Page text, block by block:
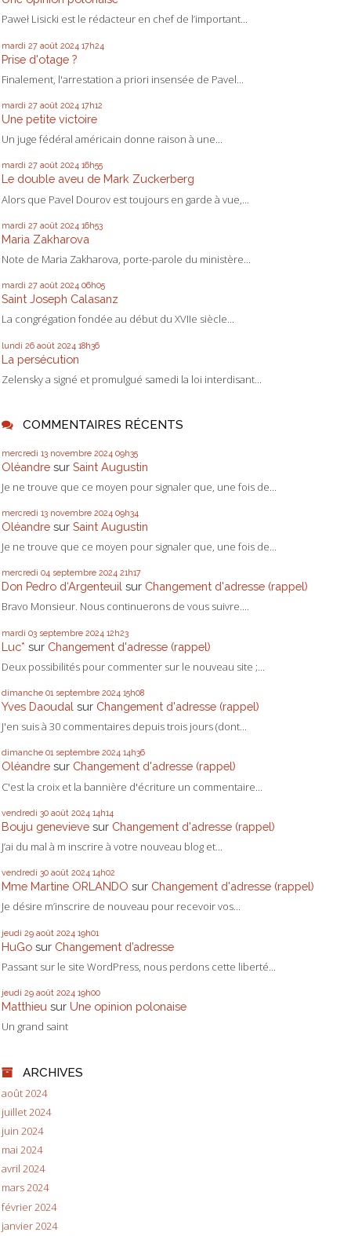
Paweł Lisicki est le rédacteur en chef de l’important...
mardi 27 août 2024 17h24
Prise d'otage ?
Finalement, l'arrestation a priori insensée de Pavel...
mardi 27 août 2024 17h12
Une petite victoire
Un juge fédéral américain donne raison à une...
mardi 27 août 2024 16h55
Le double aveu de Mark Zuckerberg
Alors que Pavel Dourov est toujours en garde à vue,...
mardi 27 août 2024 16h53
Maria Zakharova
Note de Maria Zakharova, porte-parole du ministère...
mardi 27 août 2024 06h05
Saint Joseph Calasanz
La congrégation fondée au début du XVIIe siècle...
lundi 26 août 2024 18h36
La persécution
Zelensky a signé et promulgué samedi la loi interdisant...
COMMENTAIRES RÉCENTS
mercredi 13 novembre 2024 09h35
Oléandre sur Saint Augustin
Je ne trouve que ce moyen pour signaler que, une fois de...
mercredi 13 novembre 2024 09h34
Oléandre sur Saint Augustin
Je ne trouve que ce moyen pour signaler que, une fois de...
mercredi 04 septembre 2024 21h17
Don Pedro d‘Argenteuil sur Changement d'adresse (rappel)
Bravo Monsieur. Nous continuerons de vous suivre....
mardi 03 septembre 2024 12h23
Luc* sur Changement d'adresse (rappel)
Deux possibilités pour commenter sur le nouveau site ;...
dimanche 01 septembre 2024 15h08
Yves Daoudal sur Changement d'adresse (rappel)
J'en suis à 30 commentaires depuis trois jours (dont...
dimanche 01 septembre 2024 14h36
Oléandre sur Changement d'adresse (rappel)
C'est la croix et la bannière d'écriture un commentaire...
vendredi 30 août 2024 14h14
Bouju genevieve sur Changement d'adresse (rappel)
J’ai du mal à m inscrire à votre nouveau blog et...
vendredi 30 août 2024 14h02
Mme Martine ORLANDO sur Changement d'adresse (rappel)
Je désire m’inscrire de nouveau pour recevoir vos...
jeudi 29 août 2024 19h01
HuGo sur Changement d’adresse
Passant sur le site WordPress, nous perdons cette liberté...
jeudi 29 août 2024 19h00
Matthieu sur Une opinion polonaise
Un grand saint
ARCHIVES
août 2024
juillet 2024
juin 2024
mai 2024
avril 2024
mars 2024
février 2024
janvier 2024